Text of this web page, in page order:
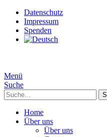
Datenschutz
Impressum
Spenden
Menü
Suche
Suche
Home
Über uns
Über uns